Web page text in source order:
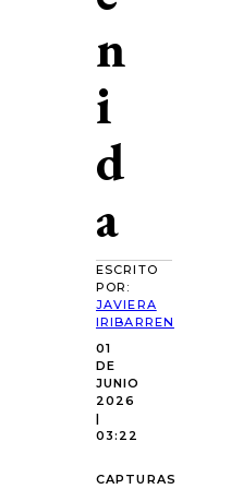
n
i
d
a
ESCRITO
POR:
JAVIERA
IRIBARREN
01
DE
JUNIO
2026
|
03:22
CAPTURAS